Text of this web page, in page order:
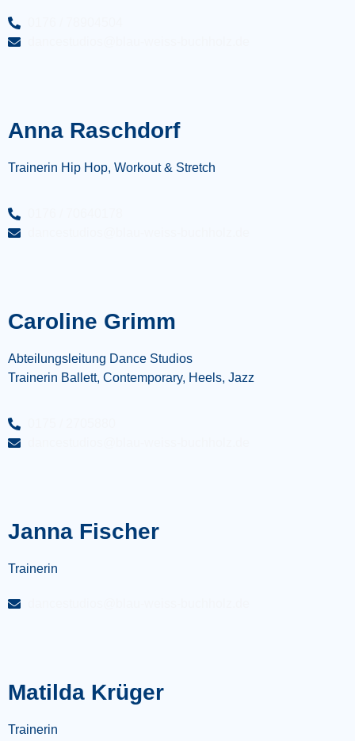
Anna Raschdorf
Trainerin Hip Hop, Workout & Stretch
Caroline Grimm
Abteilungsleitung Dance Studios
Trainerin Ballett, Contemporary, Heels, Jazz
Janna Fischer
Trainerin
Matilda Krüger
Trainerin